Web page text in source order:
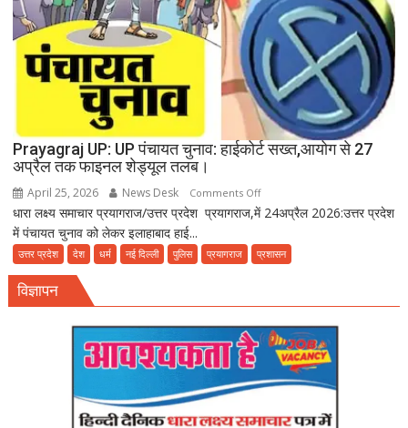
को
दावत
Prayagraj UP: UP पंचायत चुनाव: हाईकोर्ट सख्त,आयोग से 27
अप्रैल तक फाइनल शेड्यूल तलब।
April 25, 2026 News Desk Comments Offon
Prayagraj
UP
सख्त,आयोग
अप्रैल
धारा लक्ष्य समाचार प्रयागराज/उत्तर प्रदेश प्रयागराज,में 24अप्रैल 2026:उत्तर प्रदेश
में पंचायत चुनाव को लेकर इलाहाबाद हाई...
उत्तर प्रदेश देश धर्म नई दिल्ली पुलिस प्रयागराज प्रशासन
विज्ञापन